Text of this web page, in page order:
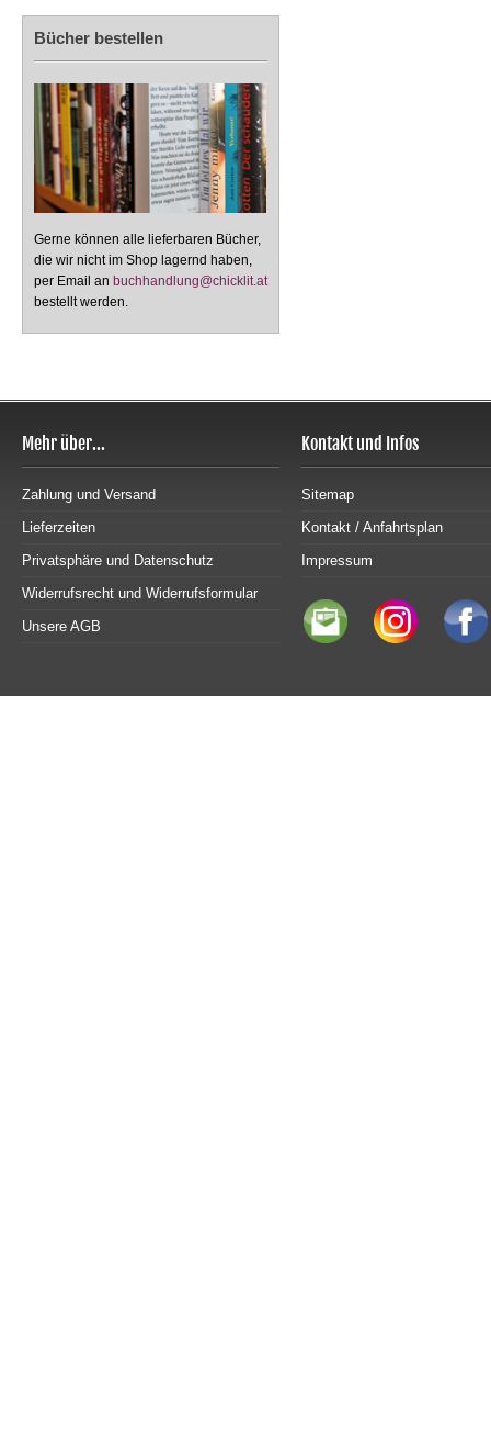
Bücher bestellen
Gerne können alle lieferbaren Bücher,
die wir nicht im Shop lagernd haben,
per Email an buchhandlung@chicklit.at
bestellt werden.
Mehr über...
Zahlung und Versand
Lieferzeiten
Privatsphäre und Datenschutz
Widerrufsrecht und Widerrufsformular
Unsere AGB
Kontakt und Infos
Sitemap
Kontakt / Anfahrtsplan
Impressum